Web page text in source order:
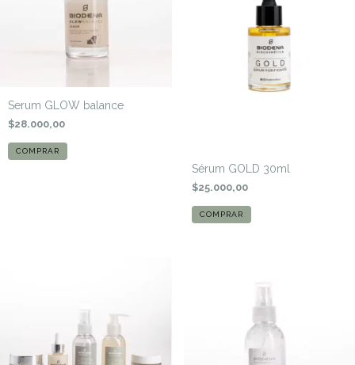
Serum GLOW balance
$28.000,00
Sérum GOLD 30ml
$25.000,00